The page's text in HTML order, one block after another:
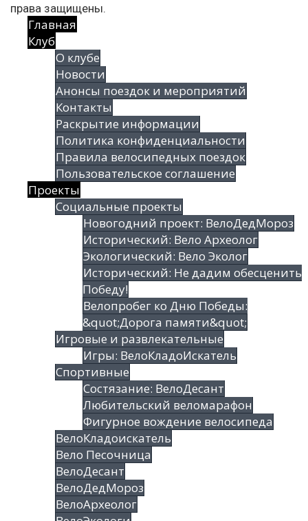
права защищены.
Главная
Клуб
О клубе
Новости
Анонсы поездок и мероприятий
Контакты
Раскрытие информации
Политика конфиденциальности
Правила велосипедных поездок
Пользовательское соглашение
Проекты
Социальные проекты
Новогодний проект: ВелоДедМороз
Исторический: Вело Археолог
Экологический: Вело Эколог
Исторический: Не дадим обесценить
Победу!
Велопробег ко Дню Победы:
&quot;Дорога памяти&quot;
Игровые и развлекательные
Игры: ВелоКладоИскатель
Спортивные
Состязание: ВелоДесант
Любительский веломарафон
Фигурное вождение велосипеда
ВелоКладоискатель
Вело Песочница
ВелоДесант
ВелоДедМороз
ВелоАрхеолог